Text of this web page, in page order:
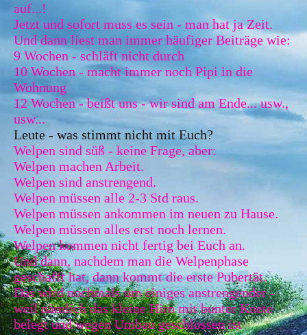
auf...!
Jetzt und sofort muss es sein - man hat ja Zeit.
Und dann liest man immer häufiger Beiträge wie:
9 Wochen - schläft nicht durch
10 Wochen - macht immer noch Pipi in die
Wohnung
12 Wochen - beißt uns - wir sind am Ende... usw.,
usw...
Leute - was stimmt nicht mit Euch?
Welpen sind süß - keine Frage, aber:
Welpen machen Arbeit.
Welpen sind anstrengend.
Welpen müssen alle 2-3 Std raus.
Welpen müssen ankommen im neuen zu Hause.
Welpen müssen alles erst noch lernen.
Welpen kommen nicht fertig bei Euch an.
Und dann, nachdem man die Welpenphase
geschafft hat, dann kommt die erste Pubertät.
Das wird nochmals um einiges anstrengender -
weil nämlich das kleine Hirn mit bunter Knete
belegt und wegen Umbau geschlossen ist